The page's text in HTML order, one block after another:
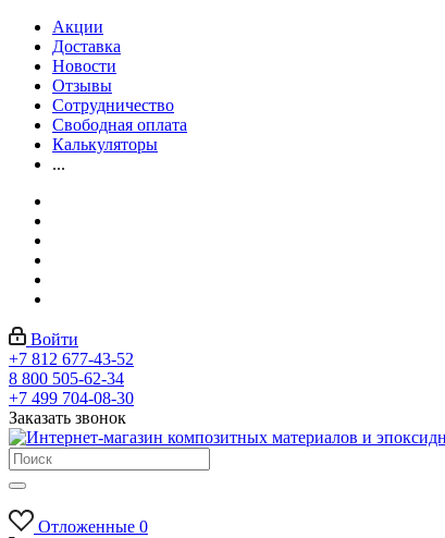
Акции
Доставка
Новости
Отзывы
Сотрудничество
Свободная оплата
Калькуляторы
...
Войти
+7 812 677-43-52
8 800 505-62-34
+7 499 704-08-30
Заказать звонок
Отложенные 0